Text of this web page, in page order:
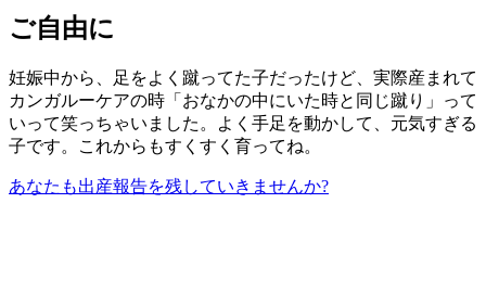
ご自由に
妊娠中から、足をよく蹴ってた子だったけど、実際産まれて
カンガルーケアの時「おなかの中にいた時と同じ蹴り」って
いって笑っちゃいました。よく手足を動かして、元気すぎる
子です。これからもすくすく育ってね。
あなたも出産報告を残していきませんか?